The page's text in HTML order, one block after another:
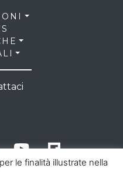
le finalità illustrate nella